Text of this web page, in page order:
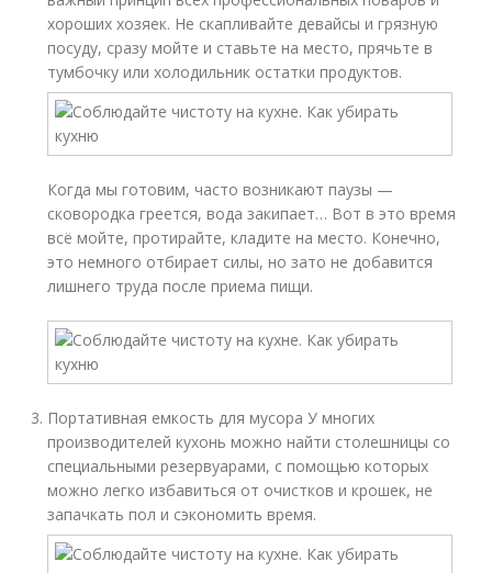
хороших хозяек. Не скапливайте девайсы и грязную
посуду, сразу мойте и ставьте на место, прячьте в
тумбочку или холодильник остатки продуктов.
Когда мы готовим, часто возникают паузы —
сковородка греется, вода закипает… Вот в это время
всё мойте, протирайте, кладите на место. Конечно,
это немного отбирает силы, но зато не добавится
лишнего труда после приема пищи.
Портативная емкость для мусора У многих
производителей кухонь можно найти столешницы со
специальными резервуарами, с помощью которых
можно легко избавиться от очистков и крошек, не
запачкать пол и сэкономить время.